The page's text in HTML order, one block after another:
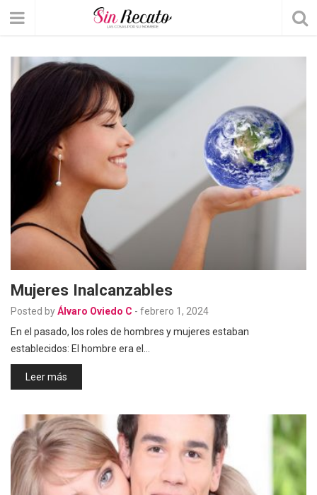
Mujeres Inalcanzables
Posted byÁlvaro Oviedo C - febrero 1, 2024
En el pasado, los roles de hombres y mujeres estaban
establecidos: El hombre era el…
Leer más